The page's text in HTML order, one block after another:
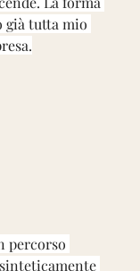
già tutta mio
percorso